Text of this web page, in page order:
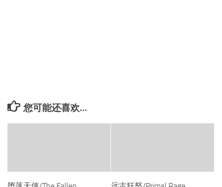
您可能还喜欢...